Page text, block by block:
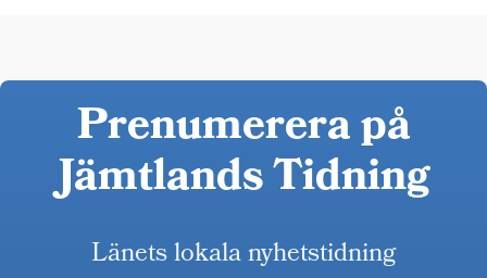
Prenumerera på
Jämtlands Tidning
Länets lokala nyhetstidning